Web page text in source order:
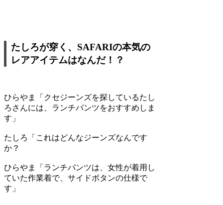
たしろが穿く、SAFARIの本気の
レアアイテムはなんだ！？
ひらやま
「クセジーンズを探しているたし
ろさんには、ランチパンツをおすすめしま
す」
たしろ
「これはどんなジーンズなんです
か？
ひらやま
「ランチパンツは、女性が着用し
ていた作業着で、サイドボタンの仕様で
す」